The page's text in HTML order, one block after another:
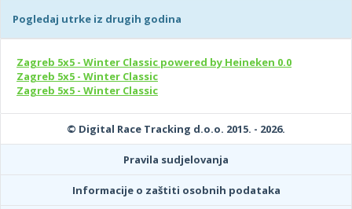
Pogledaj utrke iz drugih godina
Zagreb 5x5 - Winter Classic powered by Heineken 0.0
Zagreb 5x5 - Winter Classic
Zagreb 5x5 - Winter Classic
© Digital Race Tracking d.o.o. 2015. - 2026.
Pravila sudjelovanja
Informacije o zaštiti osobnih podataka